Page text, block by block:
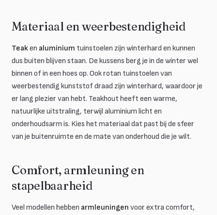
Materiaal en weerbestendigheid
Teaken aluminium tuinstoelen zijn winterhard en kunnen
dus buiten blijven staan. De kussens berg je in de winter wel
binnen of in een hoes op. Ook rotan tuinstoelen van
weerbestendig kunststof draad zijn winterhard, waardoor je
er lang plezier van hebt. Teakhout heeft een warme,
natuurlijke uitstraling, terwijl aluminium licht en
onderhoudsarm is. Kies het materiaal dat past bij de sfeer
van je buitenruimte en de mate van onderhoud die je wilt.
Comfort, armleuning en
stapelbaarheid
Veel modellen hebben armleuningen voor extra comfort,